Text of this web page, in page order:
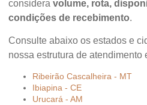
considera volume, rota,
condições de recebimento.
Consulte abaixo os estados e
nossa estrutura de atendimento
Ribeirão Cascalheira - MT
Ibiapina - CE
Urucará - AM